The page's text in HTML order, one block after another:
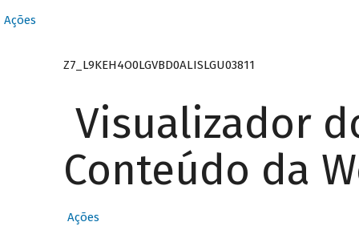
Ações
Z7_L9KEH4O0LGVBD0ALISLGU03811
Visualizador
Conteúdo da
Ações